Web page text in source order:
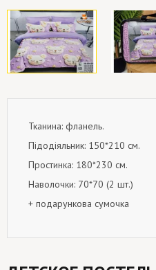
Тканина: фланель.
Підодіяльник: 150*210 см.
Простинка: 180*230 см.
Наволочки: 70*70 (2 шт.)
+ подарункова сумочка